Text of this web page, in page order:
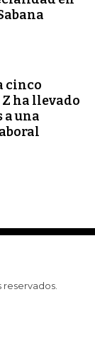
cinco
ha llevado
a una
reservados.